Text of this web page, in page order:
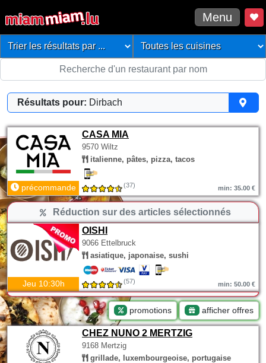
Menu
Résultats pour: Dirbach
CASA MIA
9570 Wiltz
italienne, pâtes, pizza, tacos
précommande (37) min: 35.00 €
Réduction sur des articles sélectionnés
OISHI
9066 Ettelbruck
asiatique, japonaise, sushi
Jeu 10:30h (57) min: 50.00 €
promotions afficher offres
CHEZ NUNO 2 MERTZIG
9168 Mertzig
grillade, luxembourgeoise, portugaise